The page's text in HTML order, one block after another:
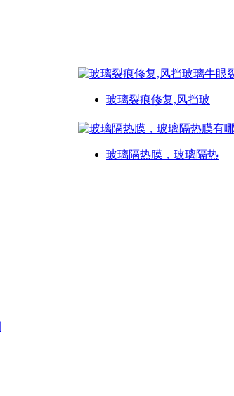
玻璃裂痕修复,风挡玻
玻璃隔热膜，玻璃隔热